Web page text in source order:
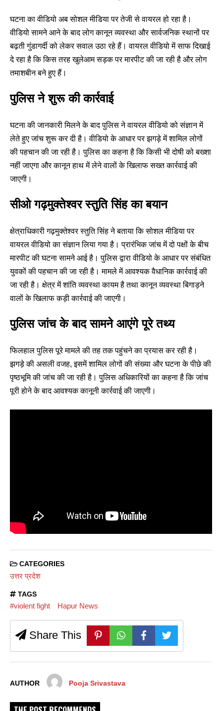
घटना का वीडियो अब सोशल मीडिया पर तेजी से वायरल हो रहा है।
वीडियो सामने आने के बाद लोग कानून व्यवस्था और सार्वजनिक स्थानों पर
बढ़ती गुंडागर्दी को लेकर सवाल उठा रहे हैं। वायरल वीडियो में साफ दिखाई
दे रहा है कि किस तरह खुलेआम सड़क पर मारपीट की जा रही है और लोग
तमाशबीन बने हुए हैं।
पुलिस ने शुरू की कार्रवाई
घटना की जानकारी मिलने के बाद पुलिस ने वायरल वीडियो को संज्ञान में
लेते हुए जांच शुरू कर दी है। वीडियो के आधार पर झगड़े में शामिल लोगों
की पहचान की जा रही है। पुलिस का कहना है कि किसी भी दोषी को बख्शा
नहीं जाएगा और कानून हाथ में लेने वालों के खिलाफ सख्त कार्रवाई की
जाएगी।
सीओ गढ़मुक्तेश्वर स्तुति सिंह का बयान
क्षेत्राधिकारी गढ़मुक्तेश्वर स्तुति सिंह ने बताया कि सोशल मीडिया पर
वायरल वीडियो का संज्ञान लिया गया है। प्रारंभिक जांच में दो पक्षों के बीच
मारपीट की घटना सामने आई है। पुलिस द्वारा वीडियो के आधार पर संबंधित
युवकों की पहचान की जा रही है। मामले में आवश्यक वैधानिक कार्रवाई की
जा रही है। क्षेत्र में शांति व्यवस्था कायम है तथा कानून व्यवस्था बिगाड़ने
वालों के खिलाफ कड़ी कार्रवाई की जाएगी।
पुलिस जांच के बाद सामने आएंगे पूरे तथ्य
फिलहाल पुलिस पूरे मामले की तह तक पहुंचने का प्रयास कर रही है।
झगड़े की असली वजह, इसमें शामिल लोगों की संख्या और घटना के पीछे की
पृष्ठभूमि की जांच की जा रही है। पुलिस अधिकारियों का कहना है कि जांच
पूरी होने के बाद आवश्यक कानूनी कार्रवाई की जाएगी।
CATEGORIES
उत्तर प्रदेश
TAGS
#violent fight Hapur News
Share This
AUTHOR Pooja Srivastava